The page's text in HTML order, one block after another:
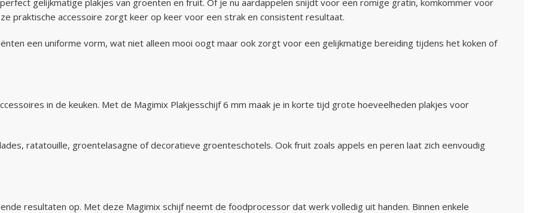
gelijkmatige plakjes van groenten en fruit. Of je nu aardappelen snijdt voor een romige gratin, komkommer voor
praktische accessoire zorgt keer op keer voor een strak en consistent resultaat.
een uniforme vorm, wat niet alleen mooi oogt maar ook zorgt voor een gelijkmatige bereiding tijdens het koken of
in de keuken. Met de Magimix Plakjesschijf 6 mm maak je in korte tijd grote hoeveelheden plakjes voor
ratatouille, groentelasagne of decoratieve groenteschotels. Ook fruit zoals appels en peren laat zich eenvoudig
resultaten op. Met deze Magimix schijf neemt de foodprocessor dat werk volledig uit handen. Binnen enkele